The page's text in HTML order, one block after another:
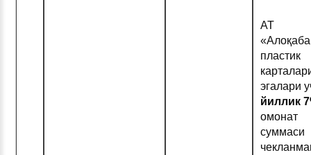
АТ
пластик
эгалари
йиллик
омонат
суммаси